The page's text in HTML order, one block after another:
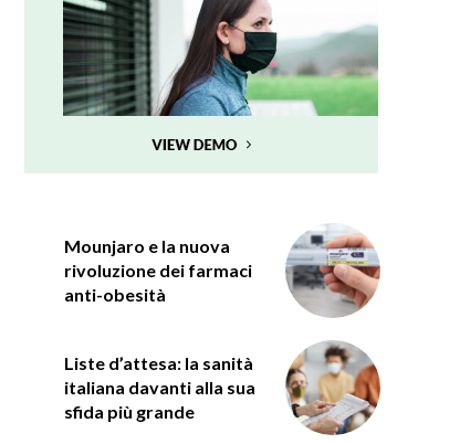
Mounjaro e la nuova
rivoluzione dei farmaci
anti-obesità
Liste d’attesa: la sanità
italiana davanti alla sua
sfida più grande